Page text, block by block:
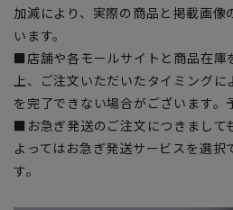
加減により、実際の商品と掲載画
います。
■店舗や各モールサイトと商品在庫
上、ご注文いただいたタイミング
を完了できない場合がございます。
■お急ぎ発送のご注文につきまして
よってはお急ぎ発送サービスを選択
す。